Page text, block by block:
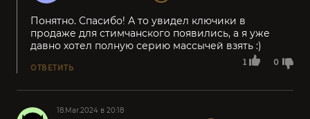
1 0
Понятно. Спасибо! А то увидел ключики в
продаже для стимчанского появились, а я уже
давно хотел полную серию массычей взять :)
ОТВЕТИТЬ
18.Mar.2024 в 20:18